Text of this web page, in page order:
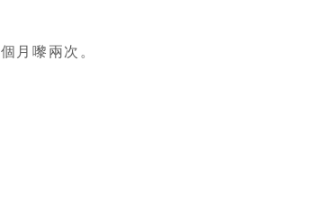
月嚟兩次。